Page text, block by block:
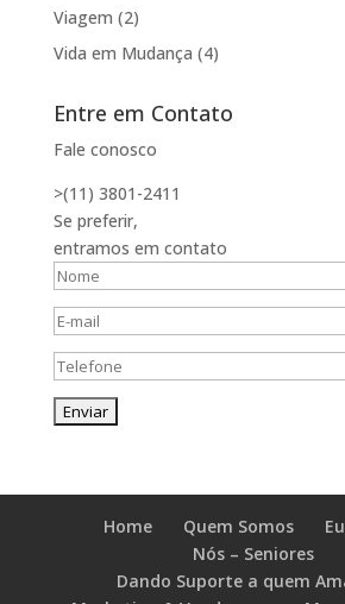
Viagem (2)
Vida em Mudança (4)
Entre em Contato
Fale conosco
>(11) 3801-2411
Se preferir,
entramos em contato
Home Quem Somos
Nós – Seniores
Dando Suporte a quem